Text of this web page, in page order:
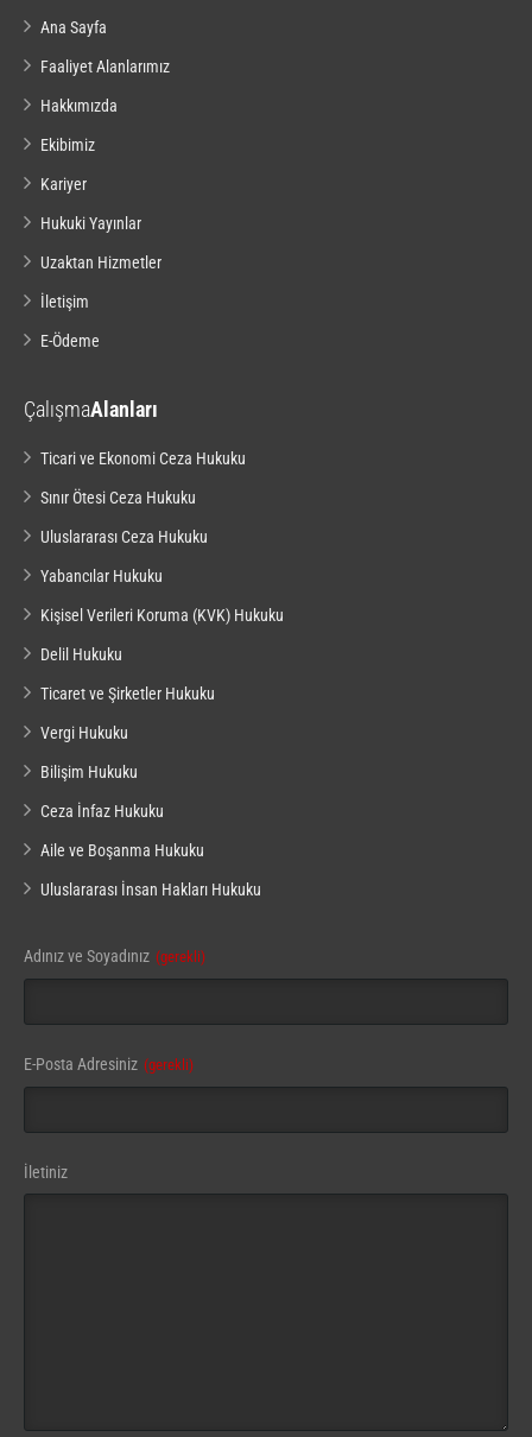
Ana Sayfa
Faaliyet Alanlarımız
Hakkımızda
Ekibimiz
Kariyer
Hukuki Yayınlar
Uzaktan Hizmetler
İletişim
E-Ödeme
ÇalışmaAlanları
Ticari ve Ekonomi Ceza Hukuku
Sınır Ötesi Ceza Hukuku
Uluslararası Ceza Hukuku
Yabancılar Hukuku
Kişisel Verileri Koruma (KVK) Hukuku
Delil Hukuku
Ticaret ve Şirketler Hukuku
Vergi Hukuku
Bilişim Hukuku
Ceza İnfaz Hukuku
Aile ve Boşanma Hukuku
Uluslararası İnsan Hakları Hukuku
Adınız ve Soyadınız (gerekli)
E-Posta Adresiniz (gerekli)
İletiniz